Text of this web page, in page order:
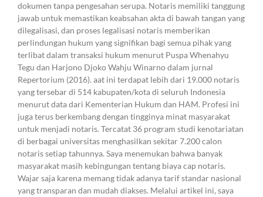
dokumen tanpa pengesahan serupa. Notaris memiliki tanggung
jawab untuk memastikan keabsahan akta di bawah tangan yang
dilegalisasi, dan proses legalisasi notaris memberikan
perlindungan hukum yang signifikan bagi semua pihak yang
terlibat dalam transaksi hukum menurut Puspa Whenahyu
Tegu dan Harjono Djoko Wahju Winarno dalam jurnal
Repertorium (2016). aat ini terdapat lebih dari 19.000 notaris
yang tersebar di 514 kabupaten/kota di seluruh Indonesia
menurut data dari Kementerian Hukum dan HAM. Profesi ini
juga terus berkembang dengan tingginya minat masyarakat
untuk menjadi notaris. Tercatat 36 program studi kenotariatan
di berbagai universitas menghasilkan sekitar 7.200 calon
notaris setiap tahunnya. Saya menemukan bahwa banyak
masyarakat masih kebingungan tentang biaya cap notaris.
Wajar saja karena memang tidak adanya tarif standar nasional
yang transparan dan mudah diakses. Melalui artikel ini, saya